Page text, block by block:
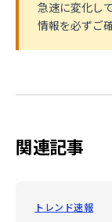
急速に変化し
情報を必ずご
関連記事
トレンド速報